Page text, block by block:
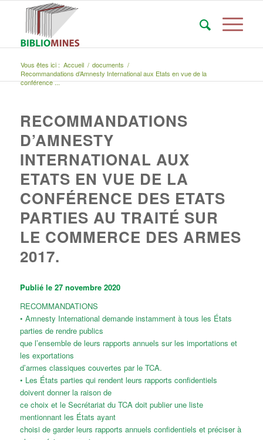
Vous êtes ici : Accueil / documents /
Recommandations d’Amnesty International aux Etats en vue de la
conférence ...
RECOMMANDATIONS
D’AMNESTY
INTERNATIONAL AUX
ETATS EN VUE DE LA
CONFÉRENCE DES ETATS
PARTIES AU TRAITÉ SUR
LE COMMERCE DES ARMES
2017.
Publié le 27 novembre 2020
RECOMMANDATIONS
• Amnesty International demande instamment à tous les États
parties de rendre publics
que l’ensemble de leurs rapports annuels sur les importations et
les exportations
d’armes classiques couvertes par le TCA.
• Les États parties qui rendent leurs rapports confidentiels
doivent donner la raison de
ce choix et le Secrétariat du TCA doit publier une liste
mentionnant les États ayant
choisi de garder leurs rapports annuels confidentiels et préciser à